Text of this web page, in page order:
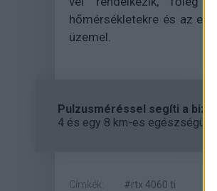
hőmérsékletekre és az
üzemel.
Pulzusméréssel segíti a
4 és egy 8 km-es
Címkék: #rtx 4060 ti